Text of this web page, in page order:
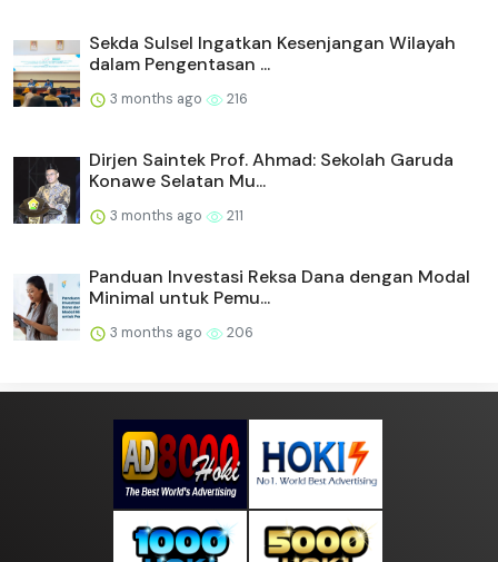
Sekda Sulsel Ingatkan Kesenjangan Wilayah
dalam Pengentasan ...
3 months ago 216
Dirjen Saintek Prof. Ahmad: Sekolah Garuda
Konawe Selatan Mu...
3 months ago 211
Panduan Investasi Reksa Dana dengan Modal
Minimal untuk Pemu...
3 months ago 206